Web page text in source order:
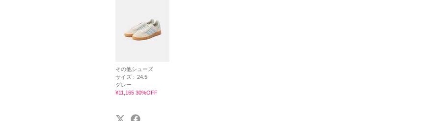
その他シューズ
サイズ : 24.5
グレー
¥11,165 30%OFF